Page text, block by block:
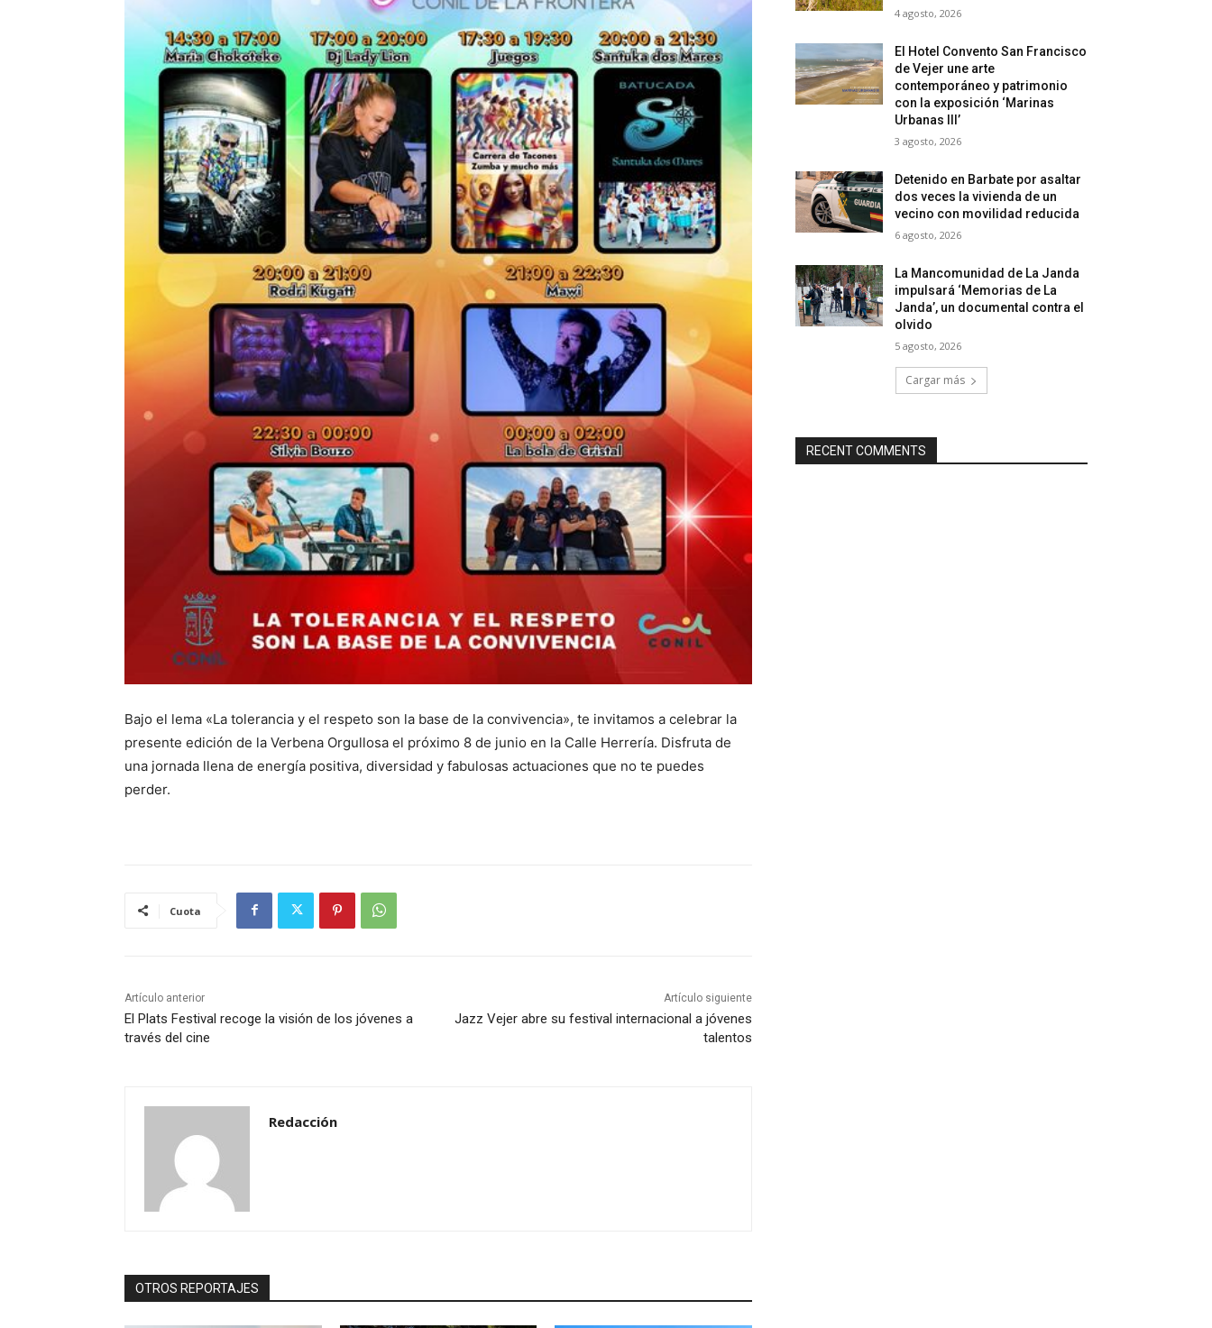
Bajo el lema «La tolerancia y el respeto son la base de la convivencia», te invitamos a celebrar la
presente edición de la Verbena Orgullosa el próximo 8 de junio en la Calle Herrería. Disfruta de
una jornada llena de energía positiva, diversidad y fabulosas actuaciones que no te puedes
perder.⁣
Cuota
Artículo anterior
El Plats Festival recoge la visión de los jóvenes a
través del cine
Artículo siguiente
Jazz Vejer abre su festival internacional a jóvenes
talentos
Redacción
OTROS REPORTAJES
4 agosto, 2026
El Hotel Convento San Francisco
de Vejer une arte
contemporáneo y patrimonio
con la exposición ‘Marinas
Urbanas III’
3 agosto, 2026
Detenido en Barbate por asaltar
dos veces la vivienda de un
vecino con movilidad reducida
6 agosto, 2026
La Mancomunidad de La Janda
impulsará ‘Memorias de La
Janda’, un documental contra el
olvido
5 agosto, 2026
Cargar más
RECENT COMMENTS